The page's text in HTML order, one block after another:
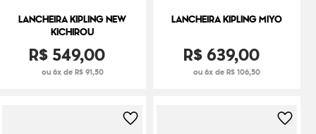
LANCHEIRA KIPLING NEW
KICHIROU
R$549,00
ou 6x de R$ 91,50
LANCHEIRA KIPLING MIYO
R$639,00
ou 6x de R$ 106,50